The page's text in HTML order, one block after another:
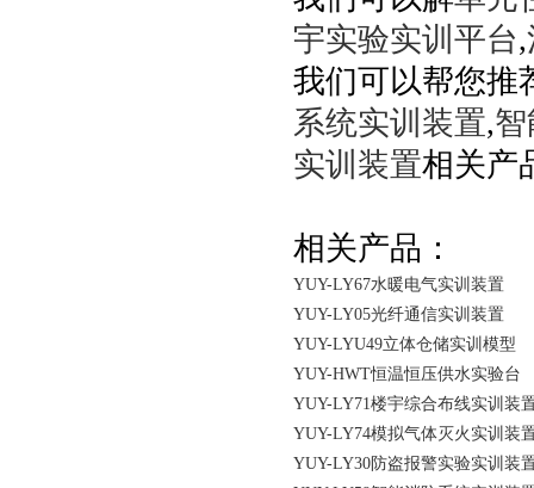
宇实验实训平台,
我们可以帮您推
系统实训装置,
实训装置相关产
相关产品：
YUY-LY67水暖电气实训装置
YUY-LY05光纤通信实训装置
YUY-LYU49立体仓储实训模型
YUY-HWT恒温恒压供水实验台
YUY-LY71楼宇综合布线实训装
YUY-LY74模拟气体灭火实训装
YUY-LY30防盗报警实验实训装